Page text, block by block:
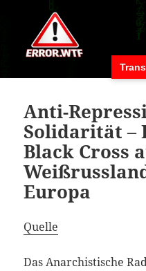
Anti-
Solidarität –
Black Cross
Europa
Quelle
Das Anarchistische